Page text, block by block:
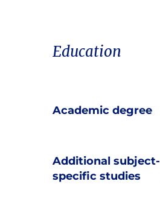
Education
Academic degree
Additional subject-
specific studies